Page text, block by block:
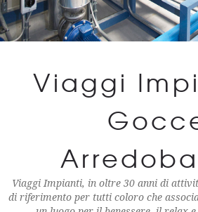
Viaggi
Viaggi Impianti, in oltre 30 anni di
di riferimento per tutti coloro che